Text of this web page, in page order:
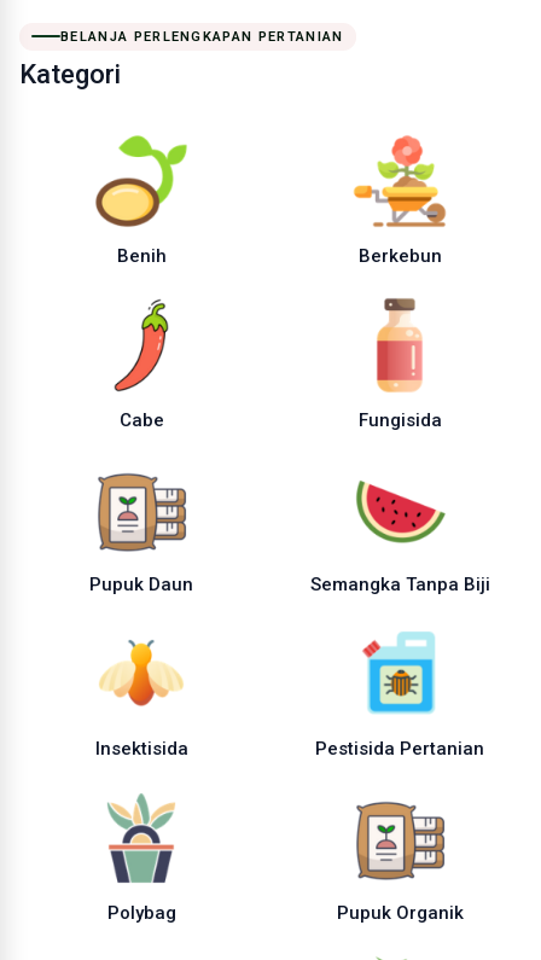
BELANJA PERLENGKAPAN PERTANIAN
Kategori
Benih Berkebun
Cabe Fungisida
Pupuk Daun Semangka Tanpa Biji
Insektisida Pestisida Pertanian
Polybag Pupuk Organik